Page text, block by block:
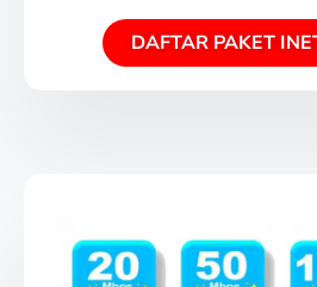
DAFTAR PAKET